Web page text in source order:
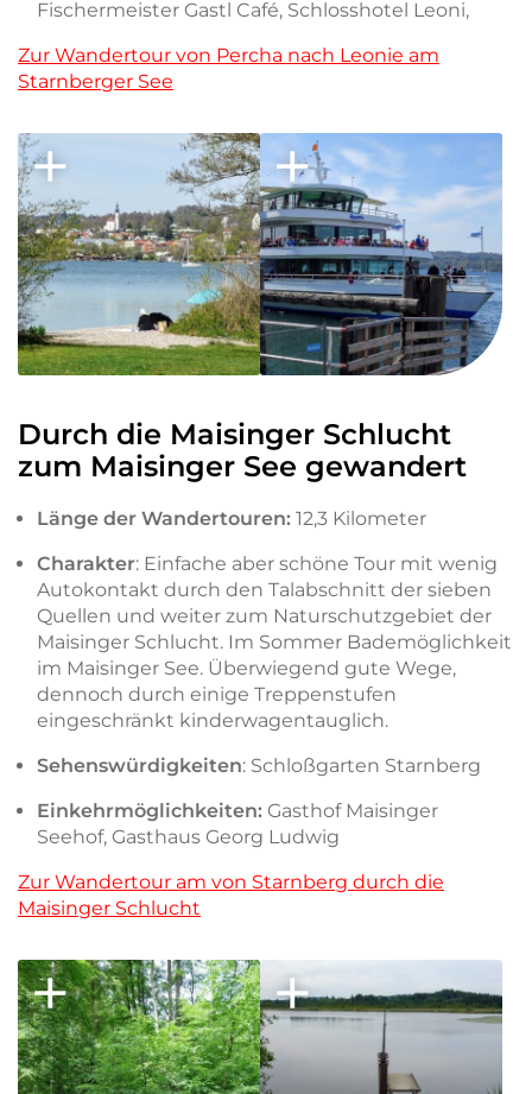
Fischermeister Gastl Café, Schlosshotel Leoni,
Zur Wandertour von Percha nach Leonie am
Starnberger See
Durch die Maisinger Schlucht
zum Maisinger See gewandert
Länge der Wandertouren: 12,3 Kilometer
Charakter: Einfache aber schöne Tour mit wenig
Autokontakt durch den Talabschnitt der sieben
Quellen und weiter zum Naturschutzgebiet der
Maisinger Schlucht. Im Sommer Bademöglichkeit
im Maisinger See. Überwiegend gute Wege,
dennoch durch einige Treppenstufen
eingeschränkt kinderwagentauglich.
Sehenswürdigkeiten: Schloßgarten Starnberg
Einkehrmöglichkeiten: Gasthof Maisinger
Seehof, Gasthaus Georg Ludwig
Zur Wandertour am von Starnberg durch die
Maisinger Schlucht